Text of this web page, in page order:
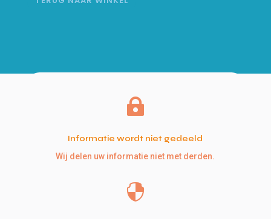

Informatie wordt niet gedeeld
Wij delen uw informatie niet met derden.
